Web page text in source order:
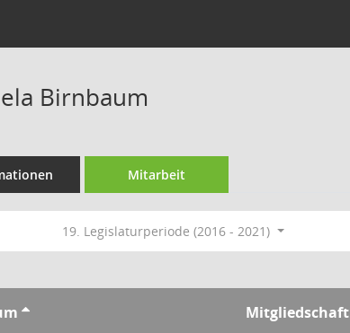
Birnbaum
Mitarbeit
19. Legislaturperiode (2016 - 2021)
Mitgliedschaft